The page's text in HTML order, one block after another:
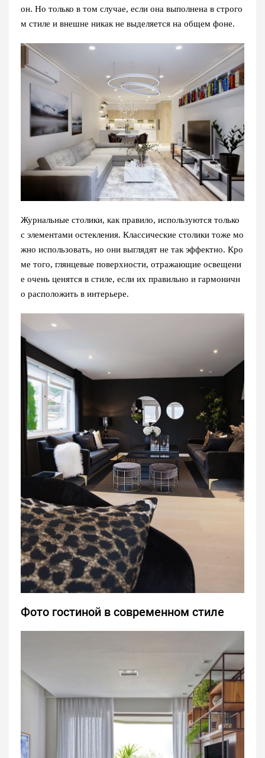
он. Но только в том случае, если она выполнена в строго
м стиле и внешне никак не выделяется на общем фоне.
Журнальные столики, как правило, используются только
с элементами остекления. Классические столики тоже мо
жно использовать, но они выглядят не так эффектно. Кро
ме того, глянцевые поверхности, отражающие освещени
е очень ценятся в стиле, если их правильно и гармоничн
о расположить в интерьере.
Фото гостиной в современном стиле